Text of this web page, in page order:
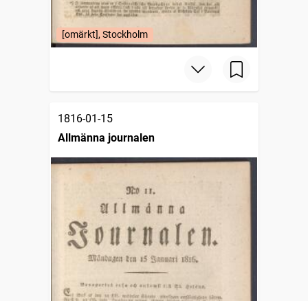
[omärkt], Stockholm
1816-01-15
Allmänna journalen